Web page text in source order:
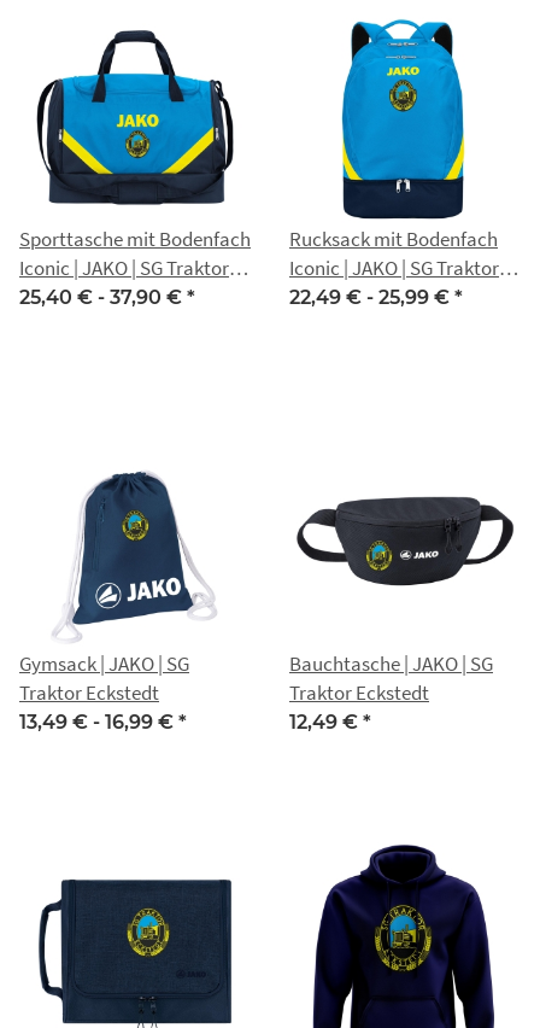
Sporttasche mit Bodenfach
Iconic | JAKO | SG Traktor
Eckstedt
25,40 € - 37,90 € *
Rucksack mit Bodenfach
Iconic | JAKO | SG Traktor
Eckstedt
22,49 € - 25,99 € *
Gymsack | JAKO | SG
Traktor Eckstedt
13,49 € - 16,99 € *
Bauchtasche | JAKO | SG
Traktor Eckstedt
12,49 € *